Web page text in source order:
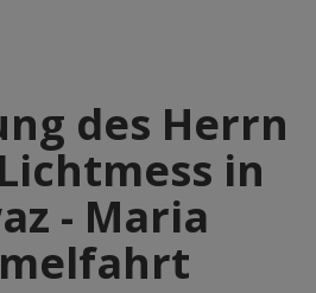
des Herrn
in
- Maria